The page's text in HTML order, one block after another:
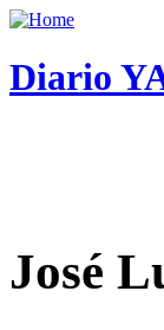
Diario
José